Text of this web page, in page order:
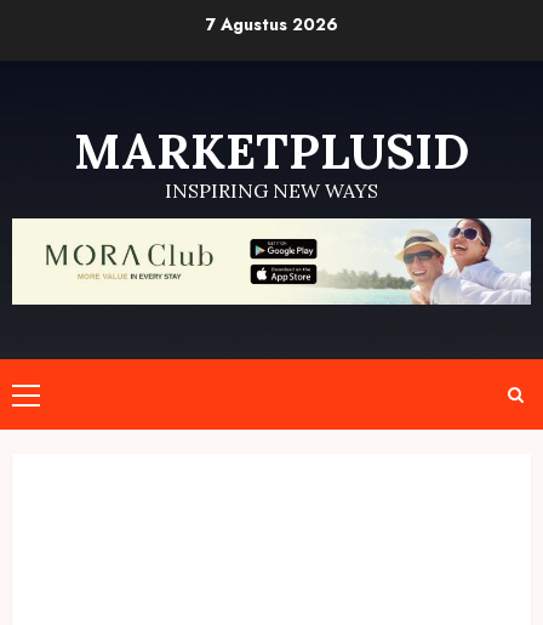
7 Agustus 2026
MARKETPLUSID
INSPIRING NEW WAYS
Primary
Menu